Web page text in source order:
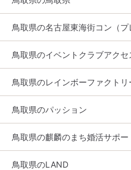
鳥取県の名古屋東海街コン（プ
鳥取県のイベントクラブアクセ
鳥取県のレインボーファクトリ
鳥取県のパッション
鳥取県の麒麟のまち婚活サポー
鳥取県のLAND